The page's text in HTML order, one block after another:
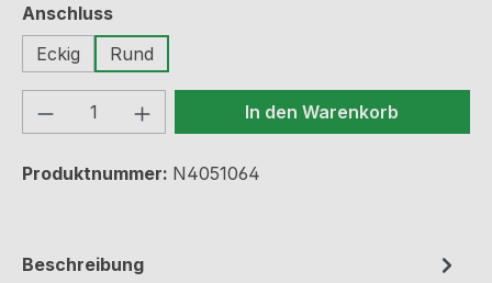
Anschlussauswählen
Eckig
Rund
Produkt Anzahl: Gib denIn den Warenkorb
Produktnummer: N4051064
Beschreibung